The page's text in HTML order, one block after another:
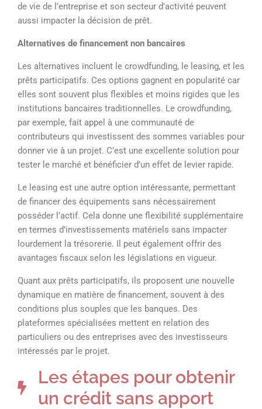
de vie de l’entreprise et son secteur d’activité peuvent
aussi impacter la décision de prêt.
Alternatives de financement non bancaires
Les alternatives incluent le crowdfunding, le leasing, et les
prêts participatifs. Ces options gagnent en popularité car
elles sont souvent plus flexibles et moins rigides que les
institutions bancaires traditionnelles. Le crowdfunding,
par exemple, fait appel à une communauté de
contributeurs qui investissent des sommes variables pour
donner vie à un projet. C’est une excellente solution pour
tester le marché et bénéficier d’un effet de levier rapide.
Le leasing est une autre option intéressante, permettant
de financer des équipements sans nécessairement
posséder l’actif. Cela donne une flexibilité supplémentaire
en termes d’investissements matériels sans impacter
lourdement la trésorerie. Il peut également offrir des
avantages fiscaux selon les législations en vigueur.
Quant aux prêts participatifs, ils proposent une nouvelle
dynamique en matière de financement, souvent à des
conditions plus souples que les banques. Des
plateformes spécialisées mettent en relation des
particuliers ou des entreprises avec des investisseurs
intéressés par le projet.
Les étapes pour obtenir
un crédit sans apport